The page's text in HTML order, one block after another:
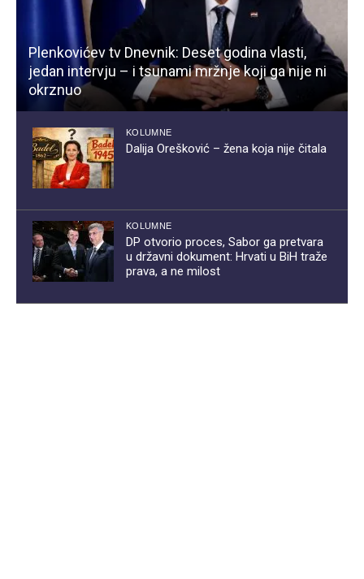
Plenkovićev tv Dnevnik: Deset godina vlasti,
jedan intervju – i tsunami mržnje koji ga nije ni
okrznuo
KOLUMNE
Dalija Orešković – žena koja nije čitala
KOLUMNE
DP otvorio proces, Sabor ga pretvara
u državni dokument: Hrvati u BiH traže
prava, a ne milost